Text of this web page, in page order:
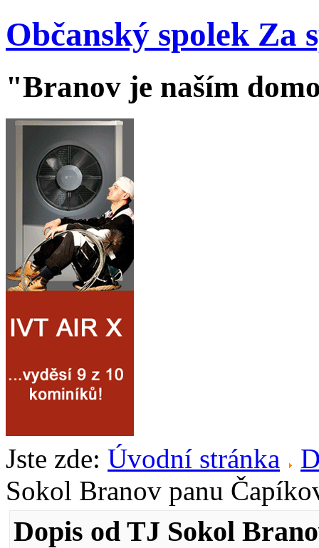
Občanský spolek Za
"Branov je naším
Jste zde: Úvodní stránka
Sokol Branov panu
Dopis od TJ Sokol